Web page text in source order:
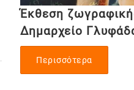
Έκθεση
Δημαρχείο
Περισσότερα